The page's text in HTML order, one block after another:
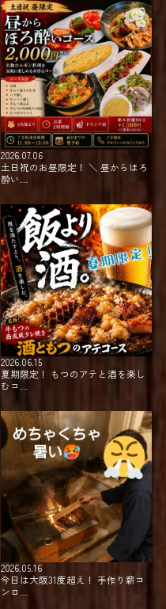
2026.07.06
土日祝のお昼限定！ ＼ 昼からほろ
酔い…
2026.06.15
夏期限定！⁡ ⁡もつのアテと酒を楽し
むコ…
2026.05.16
今日は大阪31度超え！⁡ ⁡手作り薪コ
ンロ…